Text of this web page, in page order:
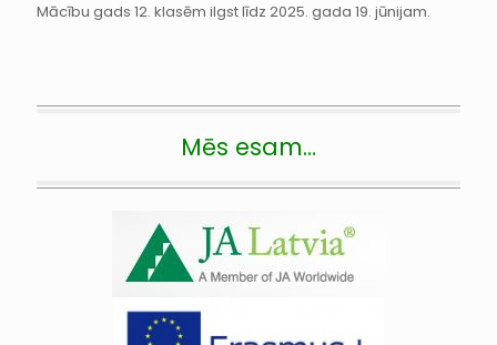
Mācību gads 12. klasēm ilgst līdz 2025. gada 19. jūnijam.
Mēs esam…